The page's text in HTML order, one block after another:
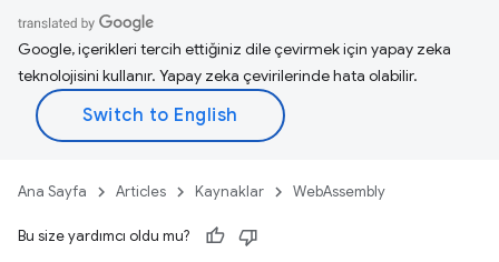
Google, içerikleri tercih ettiğiniz dile çevirmek için yapay zeka
teknolojisini kullanır. Yapay zeka çevirilerinde hata olabilir.
Ana Sayfa Articles Kaynaklar WebAssembly
Bu size yardımcı oldu mu?